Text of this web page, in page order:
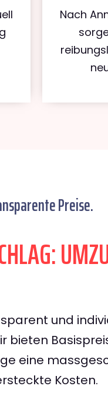
Nach
Preise.
und
bieten
eine
Kosten.